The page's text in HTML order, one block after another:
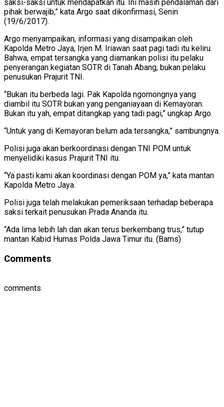
saksi-saksi untuk mendapatkan itu. Ini masih pendalaman dari
pihak berwajib,” kata Argo saat dikonfirmasi, Senin
(19/6/2017).
Argo menyampaikan, informasi yang disampaikan oleh
Kapolda Metro Jaya, Irjen M. Iriawan saat pagi tadi itu keliru.
Bahwa, empat tersangka yang diamankan polisi itu pelaku
penyerangan kegiatan SOTR di Tanah Abang, bukan pelaku
penusukan Prajurit TNI.
“Bukan itu berbeda lagi. Pak Kapolda ngomongnya yang
diambil itu SOTR bukan yang penganiayaan di Kemayoran.
Bukan itu yah, empat ditangkap yang tadi pagi,” ungkap Argo.
“Untuk yang di Kemayoran belum ada tersangka,” sambungnya.
Polisi juga akan berkoordinasi dengan TNI POM untuk
menyelidiki kasus Prajurit TNI itu.
“Ya pasti kami akan koordinasi dengan POM ya,” kata mantan
Kapolda Metro Jaya.
Polisi juga telah melakukan pemeriksaan terhadap beberapa
saksi terkait penusukan Prada Ananda itu.
“Ada lima lebih lah dan akan terus berkembang trus,” tutup
mantan Kabid Humas Polda Jawa Timur itu. (Bams)
Comments
comments